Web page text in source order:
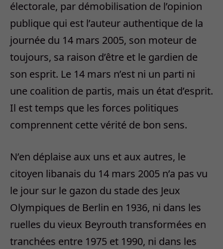
électorale, par démobilisation de l’opinion
publique qui est l’auteur authentique de la
journée du 14 mars 2005, son moteur de
toujours, sa raison d’être et le gardien de
son esprit. Le 14 mars n’est ni un parti ni
une coalition de partis, mais un état d’esprit.
Il est temps que les forces politiques
comprennent cette vérité de bon sens.
N’en déplaise aux uns et aux autres, le
citoyen libanais du 14 mars 2005 n’a pas vu
le jour sur le gazon du stade des Jeux
Olympiques de Berlin en 1936, ni dans les
ruelles du vieux Beyrouth transformées en
tranchées entre 1975 et 1990, ni dans les